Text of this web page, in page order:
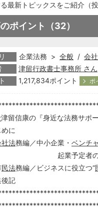
最新トピックスをご紹介（
ポイント（32）
企業法務 > 全般 / 会
津留行政書士事務所 さん
1,217,834ポイント ポ
津留信康の『身近な法務サ
に
社法務編／中小企業・ ベンチ
予定者のた
民法務編／ビジネスに役立つ“
記